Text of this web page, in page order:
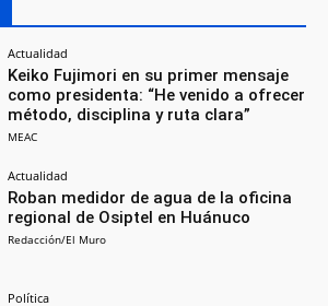
Actualidad
Keiko Fujimori en su primer mensaje
como presidenta: “He venido a ofrecer
método, disciplina y ruta clara”
MEAC
Actualidad
Roban medidor de agua de la oficina
regional de Osiptel en Huánuco
Redacción/El Muro
Política